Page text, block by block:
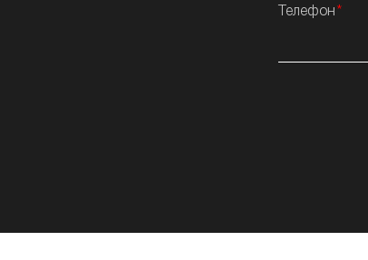
Телефон